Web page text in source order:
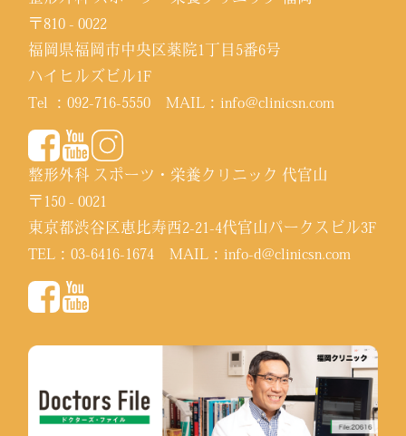
〒810 - 0022
福岡県福岡市中央区薬院1丁目5番6号
ハイヒルズビル1F
Tel ：092-716-5550 MAIL：info@clinicsn.com
整形外科 スポーツ・栄養クリニック 代官山
〒150 - 0021
東京都渋谷区恵比寿西2-21-4代官山パークスビル3F
TEL：03-6416-1674 MAIL：info-d@clinicsn.com